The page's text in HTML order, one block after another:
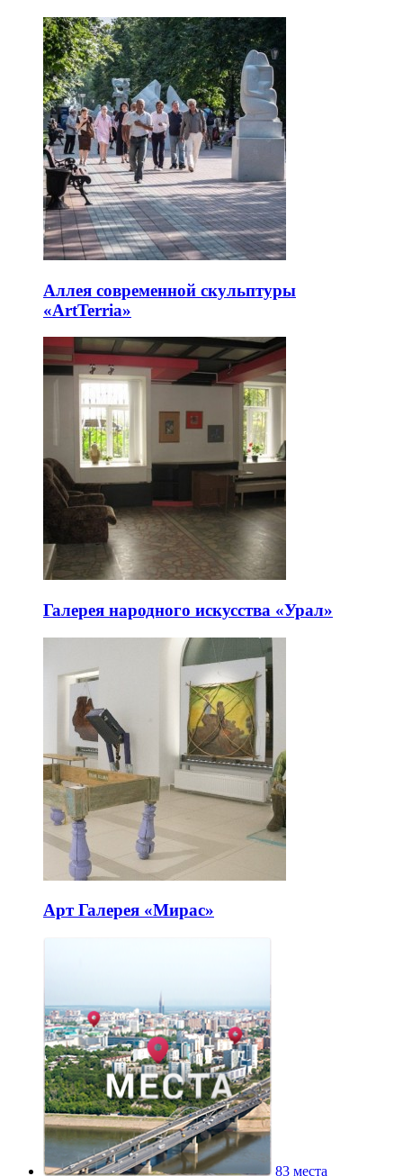
Аллея современной скульптуры
«ArtTerria»
Галерея народного искусства «Урал»
Арт Галерея «Мирас»
83 места